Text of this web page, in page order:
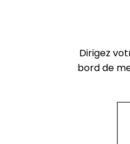
Dirigez
bord de